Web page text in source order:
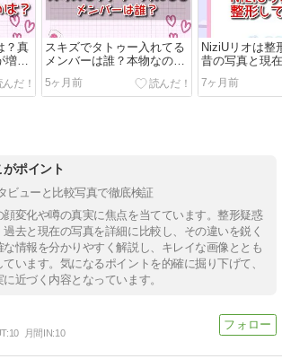
？真
増え
スキズでタトゥー入れてる
メンバーは誰？本物なのか
画像で検証！
5ヶ月前
NiziUリオは整
昔の写真と現
った部分も探
7ヶ月前
ポイント
ビューと比較写真で徹底検証
顔変化や噂の真実に焦点を当てています。整形疑惑
去と現在の写真を詳細に比較し、その違いを鋭く
情報を分かりやすく解説し、キレイな画像ととも
います。気になるポイントを的確に掘り下げて、
近づく内容となっています。
10 月間IN:10